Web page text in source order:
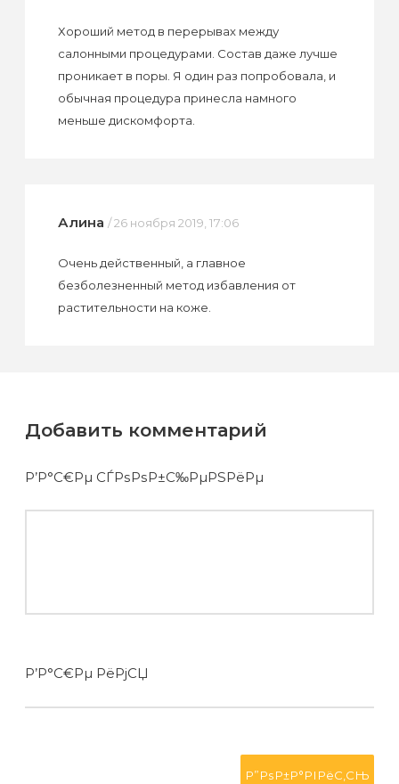
Хороший метод в перерывах между
салонными процедурами. Состав даже лучше
проникает в поры. Я один раз попробовала, и
обычная процедура принесла намного
меньше дискомфорта.
Алина / 26 ноября 2019, 17:06
Очень действенный, а главное
безболезненный метод избавления от
растительности на коже.
Добавить комментарий
Р’Р°С€Рµ СЃРѕРѕР±С‰РµРЅРёРµ
Р’Р°С€Рµ РёРјСЏ